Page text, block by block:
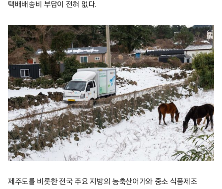
택배배송비 부담이 전혀 없다.
제주도를 비롯한 전국 주요 지방의 농축산어가와 중소 식품제조